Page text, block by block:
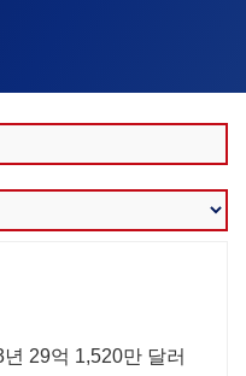
29억 1,520만 달러